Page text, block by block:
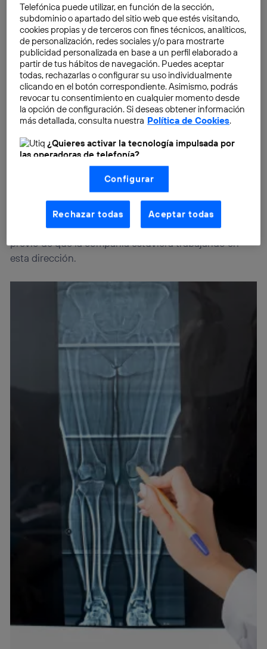
Pero hasta la fecha, Midjourney nunca había fabricado
nada físico, ni mucho menos había operado en el
sector médico. Sin embargo el 17 de junio de 2026,
David Holz anunció en un evento en San Francisco la
creación de Midjourney Medical, una nueva división
de la empresa, junto a su primer producto de
hardware: el Midjourney Scanner. El anuncio pilló por
sorpresa a la industria tecnológica y a la comunidad
médica por igual, dado que no había ningún indicio
previo de que la compañía estuviera trabajando en
esta dirección.
Telefónica puede utilizar, en función de la sección,
subdominio o apartado del sitio web que estés visitando,
cookies propias y de terceros con fines técnicos, analíticos,
de personalización, redes sociales y/o para mostrarte
publicidad personalizada en base a un perfil elaborado a
partir de tus hábitos de navegación. Puedes aceptar
todas, rechazarlas o configurar su uso individualmente
clicando en el botón correspondiente. Asimismo, podrás
revocar tu consentimiento en cualquier momento desde
la opción de configuración. Si deseas obtener información
más detallada, consulta nuestra Política de Cookies.
¿Quieres activar la tecnología impulsada por
las operadoras de telefonía?
Nosotros, Telefónica S.A., utilizamos la tecnología Utiq para
realizar nuestras acciones de marketing digital o análisis
(como se describe en este aviso de consentimiento)
basadas en tu navegación en nuestra(s) web(s)
aquí(solo cuando utilizas una conexión a
internet habilitada , proporcionada por una de las
operadoras de telefonía participantes, y otorgas tu
La tecnología Utiq está diseñada con la privacidad como
La tecnología utiliza un identificador cifrado creado por tu
operadora de telefonía
, utilizando tu dirección IP y otra
información de la cuenta de cliente de
(p. ej., número de teléfono móvil).
Este identificador se asigna a la conexión de internet, por
consienta el uso de la tecnología recibirá el mismo
identificador. Típicamente:
Si utilizas una
conexión de banda ancha
el marketing o análisis se realizará en función de las
actividades de navegación de los miembros del hogar
que hayan dado su consentimiento.
Si utilizasdatos móviles
, el marketing será más
personalizado, ya que se basará únicamente en la
navegación del usuario del móvil.
Puedes gestionar los consentimientos Utiq seleccionando
“Administrar Utiq” en la parte inferior de esta página web o
portal de privacidad de Utiq
(“consenthub”)
. Para más información, consulta
política de privacidad de Utiq .
Configurar
Rechazar todas Aceptar todas